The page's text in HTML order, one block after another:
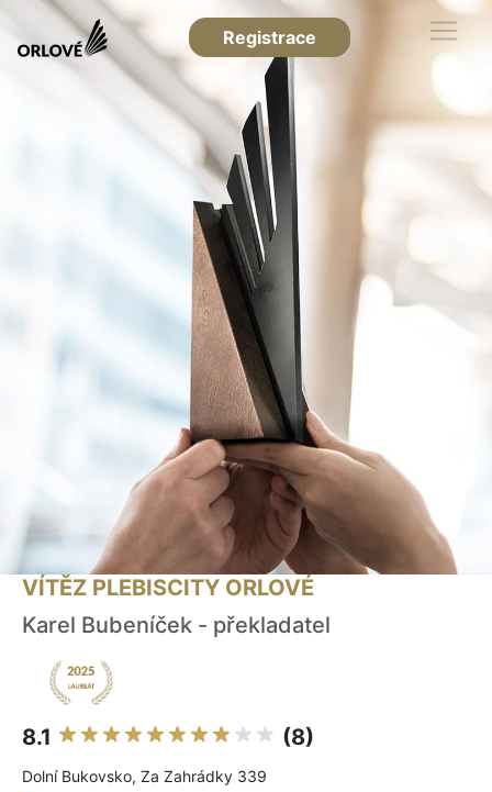
Registrace
VÍTĚZ PLEBISCITY ORLOVÉ
Karel Bubeníček - překladatel
8.1 (8)
Dolní Bukovsko, Za Zahrádky 339